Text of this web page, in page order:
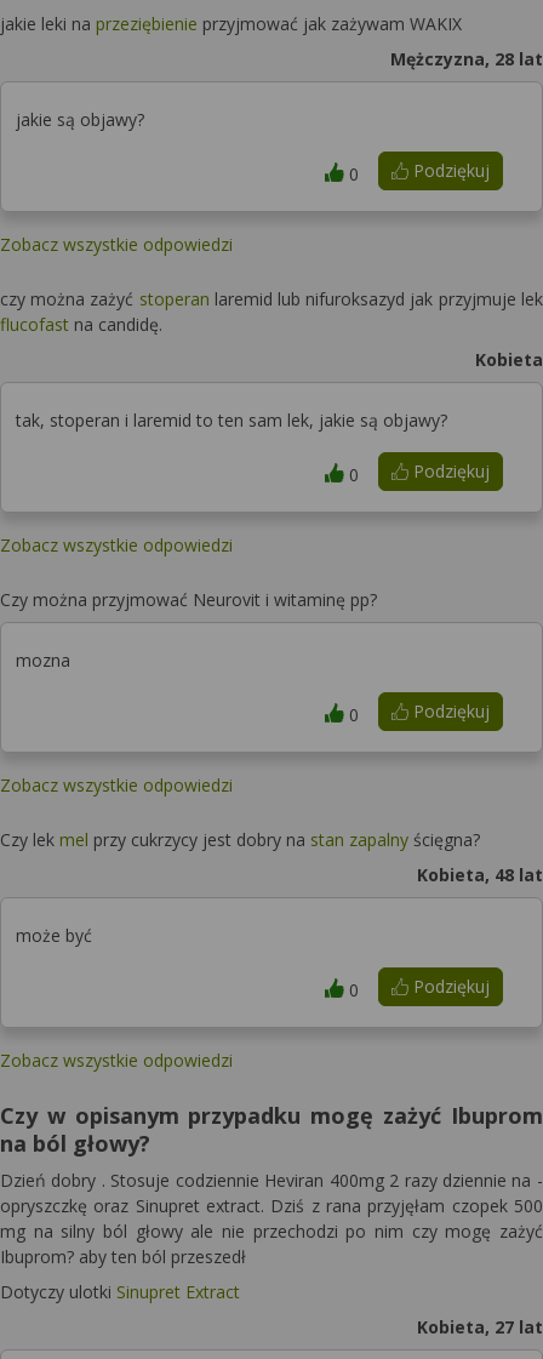
jakie leki na przeziębienie przyjmować jak zażywam WAKIX
Mężczyzna, 28 lat
jakie są objawy?
Podziękuj
0
Zobacz wszystkie odpowiedzi
czy można zażyć stoperan laremid lub nifuroksazyd jak przyjmuje lek
flucofast na candidę.
Kobieta
tak, stoperan i laremid to ten sam lek, jakie są objawy?
Podziękuj
0
Zobacz wszystkie odpowiedzi
Czy można przyjmować Neurovit i witaminę pp?
mozna
Podziękuj
0
Zobacz wszystkie odpowiedzi
Czy lek mel przy cukrzycy jest dobry na stan zapalny ścięgna?
Kobieta, 48 lat
może być
Podziękuj
0
Zobacz wszystkie odpowiedzi
Czy w opisanym przypadku mogę zażyć Ibuprom
na ból głowy?
Dzień dobry . Stosuje codziennie Heviran 400mg 2 razy dziennie na -
opryszczkę oraz Sinupret extract. Dziś z rana przyjęłam czopek 500
mg na silny ból głowy ale nie przechodzi po nim czy mogę zażyć
Ibuprom? aby ten ból przeszedł
Dotyczy ulotki Sinupret Extract
Kobieta, 27 lat